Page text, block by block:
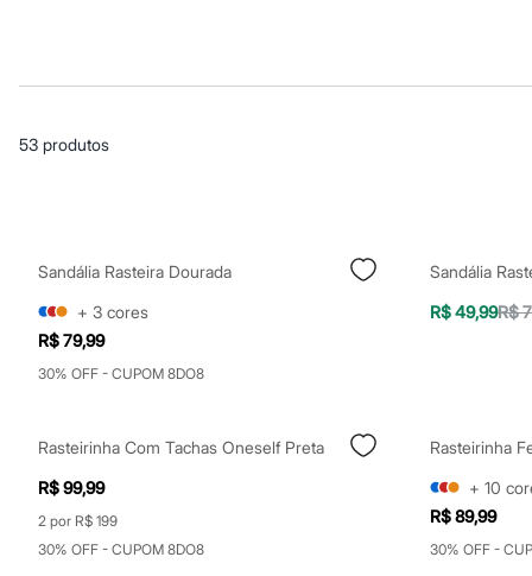
Jeans
Saias
Shorts e Bermudas
Bijoux
Cintos
Óculos
Relógios
Calçados
Botas
Sapatilhas
Tênis
Marcas
City
Clock House
Mindset
53 produtos
Sandália Rasteira Dourada
+ 3 cores
R$ 79,99
30% OFF - CUPOM 8DO8
R$ 49,99R$
Rasteirinha Com Tachas Oneself Preta
R$ 99,99
2 por R$ 199
30% OFF - CUPOM 8DO8
+ 10
R$ 89,99
30% OFF -